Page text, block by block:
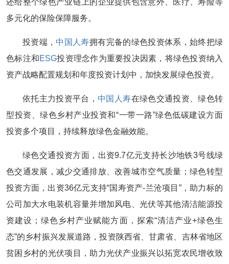
还给整个绿色产业链上的企业提供包含意外、医疗、寿险等
多元化的保险保障服务。
投资端， 中国人寿拥有完备的绿色投资体系，始终把绿
色标注和ESG投资理念作为重要投决因素，将绿色投资纳入
资产战略配置规划和年度投资计划中，加快发展绿色投资。
依托主力投资平台， 中国人寿在绿色交通投资、绿色转
型投资、绿色乡村产业投资和“一带一路”绿色低碳建设方面
投资多个项目，持续释放绿色金融效能。
绿色交通投资方面，出资9.7亿元支持长沙地铁3号线绿
色交通发展，减少交通排放、改善城市空气质量；绿色转型
投资方面，出资36亿元支持“国寿资产-兰沧项目”，助力标的
公司加大水电装机容量并增加风电、光伏等其他清洁能源投
资建设；绿色乡村产业赋能方面，探索“清洁产业+绿色生
态”的乡村振兴发展道路，投资陕西省、甘肃省、吉林省地区
贫困乡村的光伏项目，助力光伏产业振兴以拓宽农民增收致